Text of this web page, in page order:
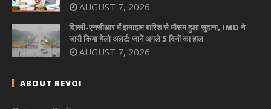
AUGUST 7, 2026
दिल्ली-एनसीआर में झमाझम बारिश से मौसम हुआ सुहाना, IMD ने
जारी किया येलो अलर्ट; जानें अगले 5 दिनों का हाल
AUGUST 7, 2026
ABOUT REVOI